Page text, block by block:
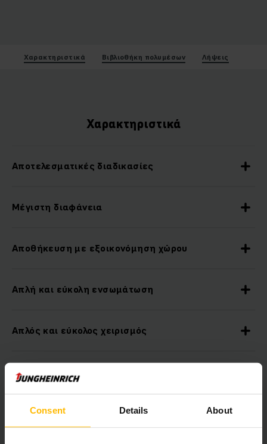
Consent Details About
Χαρακτηριστικά Βιβλιοθήκη πολυμέσων Λήψεις
Χαρακτηριστικά
Αποτελεσματικές διαδικασίες
Μέγιστη διαφάνεια
Αποθήκευση με εξοικονόμηση χώρου
Απλή και εύκολη ενσωμάτωση
Απλός και εύκολος χειρισμός
Μεγαλύτερη ασφάλεια διαδικασιών χάρη στα
μειωμένα ποσοστά σφαλμάτων
Με ασφάλεια για το μέλλον κάθε στιγμή